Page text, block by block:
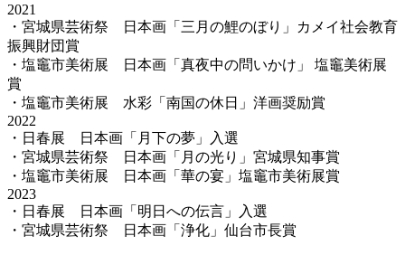
2021
・宮城県芸術祭 日本画「三月の鯉のぼり」カメイ社会教育
振興財団賞
・塩竈市美術展 日本画「真夜中の問いかけ」 塩竈美術展
賞
・塩竈市美術展 水彩「南国の休日」洋画奨励賞
2022
・日春展 日本画「月下の夢」入選
・宮城県芸術祭 日本画「月の光り」宮城県知事賞
・塩竈市美術展 日本画「華の宴」塩竈市美術展賞
2023
・日春展 日本画「明日への伝言」入選
・宮城県芸術祭 日本画「浄化」仙台市長賞